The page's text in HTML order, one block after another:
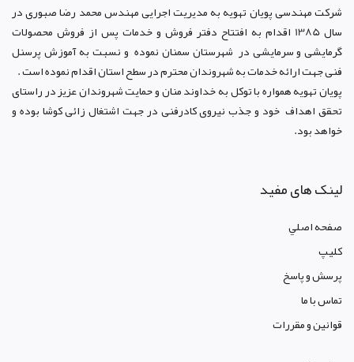
شرکت مهندسی پویان تهویهبه مدیریت اجرایی مهندس محمد رضا صبوری در
سال 1385 اقدام به افتتاح دفتر فروش و خدمات پس از فروش محصولات
گرمایشی و سرمایشی در شهرستان سمنان نموده و نسبت به آموزش پرسنل
فنی جهت ارائه خدمات به شهروندان محترم در سطح استان اقدام نموده است .
پویان تهویه همواره با توکل به خداوند منان و حمایت شهروندان عزیز در راستای
تحقق اهداف خود و جذب نیروی کادرفنی در جهت اشتغال زائی کوشا بوده و
خواهد بود.
لینک های مفید
صفحه اصلي
کليپ
پرسش و پاسخ
تماس با ما
قوانين و مقررات